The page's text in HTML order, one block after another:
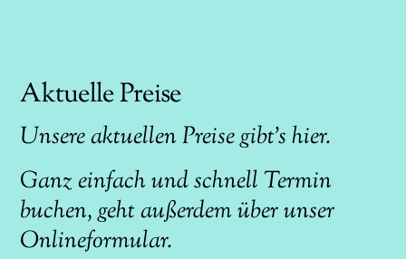
Aktuelle Preise
Unsereaktuellen Preise gibt’s hier.
Ganz einfach und schnell Termin
buchen, geht außerdem über unser
Onlineformular.